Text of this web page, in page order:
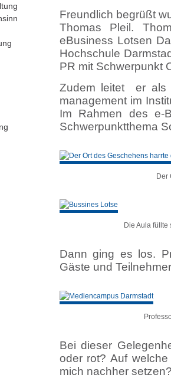
Freundlich begrüßt
Thomas Pleil.
eBusiness Lotsen
Hochschule
PR mit Schwerpunkt
Zudem leitet er als
management im
Im Rahmen des e-
Schwerpunktthema
Der
Die Aula
Dann ging es los.
Gäste und
Bei dieser
oder rot? Auf
mich nachher